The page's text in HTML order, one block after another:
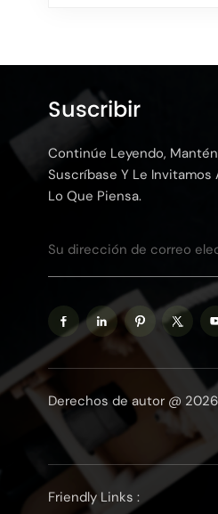
Suscribir
Continúe Leyendo,
Suscríbase Y Le Invitamos
Lo Que Piensa.
Derechos de autor @
Friendly Links :